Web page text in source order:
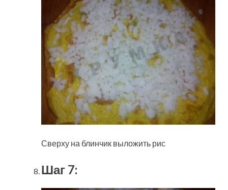
Сверху на блинчик выложить рис
Шаг 7: